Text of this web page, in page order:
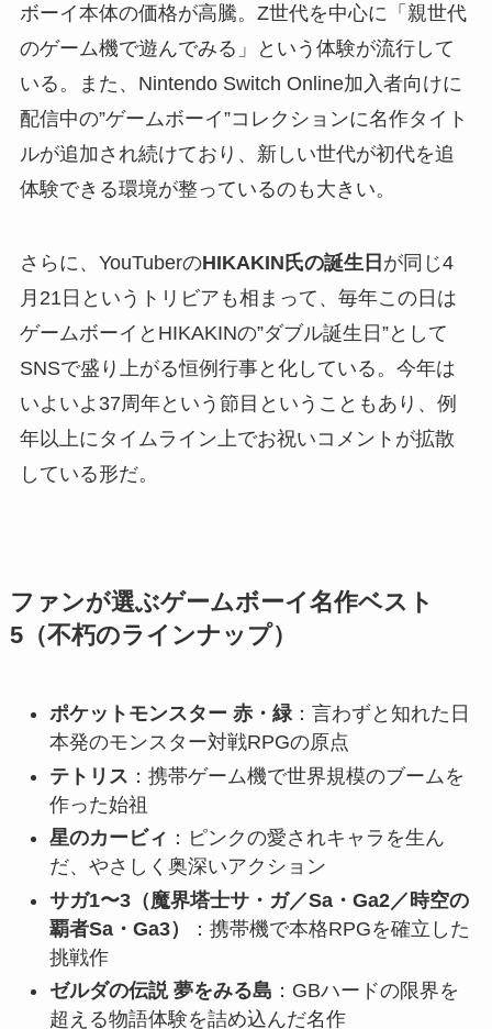
ボーイ本体の価格が高騰。Z世代を中心に「親世代
のゲーム機で遊んでみる」という体験が流行して
いる。また、Nintendo Switch Online加入者向けに
配信中の”ゲームボーイ”コレクションに名作タイト
ルが追加され続けており、新しい世代が初代を追
体験できる環境が整っているのも大きい。
さらに、YouTuberのHIKAKIN氏の誕生日 が同じ4
月21日というトリビアも相まって、毎年この日は
ゲームボーイとHIKAKINの”ダブル誕生日”として
SNSで盛り上がる恒例行事と化している。今年は
いよいよ37周年という節目ということもあり、例
年以上にタイムライン上でお祝いコメントが拡散
している形だ。
ファンが選ぶゲームボーイ名作ベスト
5（不朽のラインナップ）
ポケットモンスター 赤・緑：言わずと知れた日
本発のモンスター対戦RPGの原点
テトリス ：携帯ゲーム機で世界規模のブームを
作った始祖
星のカービィ ：ピンクの愛されキャラを生ん
だ、やさしく奥深いアクション
サガ1〜3（魔界塔士サ・ガ／Sa・Ga2／時空の
覇者Sa・Ga3）
：携帯機で本格RPGを確立した
挑戦作
ゼルダの伝説 夢をみる島 ：GBハードの限界を
超える物語体験を詰め込んだ名作